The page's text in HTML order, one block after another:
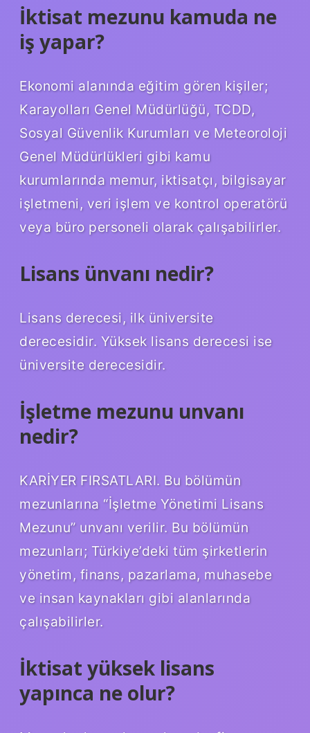
İktisat mezunu kamuda ne
iş yapar?
Ekonomi alanında eğitim gören kişiler;
Karayolları Genel Müdürlüğü, TCDD,
Sosyal Güvenlik Kurumları ve Meteoroloji
Genel Müdürlükleri gibi kamu
kurumlarında memur, iktisatçı, bilgisayar
işletmeni, veri işlem ve kontrol operatörü
veya büro personeli olarak çalışabilirler.
Lisans ünvanı nedir?
Lisans derecesi, ilk üniversite
derecesidir. Yüksek lisans derecesi ise
üniversite derecesidir.
İşletme mezunu unvanı
nedir?
KARİYER FIRSATLARI. Bu bölümün
mezunlarına “İşletme Yönetimi Lisans
Mezunu” unvanı verilir. Bu bölümün
mezunları; Türkiye’deki tüm şirketlerin
yönetim, finans, pazarlama, muhasebe
ve insan kaynakları gibi alanlarında
çalışabilirler.
İktisat yüksek lisans
yapınca ne olur?